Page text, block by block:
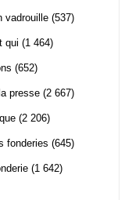
vadrouille (537)
qui (1 464)
(652)
presse (2 667)
(2 206)
fonderies (645)
(1 642)